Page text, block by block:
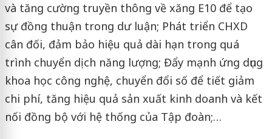
và tăng cường truyền thông về xăng E10 để tạo
sự đồng thuận trong dư luận; Phát triển CHXD
cân đối, đảm bảo hiệu quả dài hạn trong quá
trình chuyển dịch năng lượng; Đẩy mạnh ứng dụng
khoa học công nghệ, chuyển đổi số để tiết giảm
chi phí, tăng hiệu quả sản xuất kinh doanh và kết
nối đồng bộ với hệ thống của Tập đoàn;…